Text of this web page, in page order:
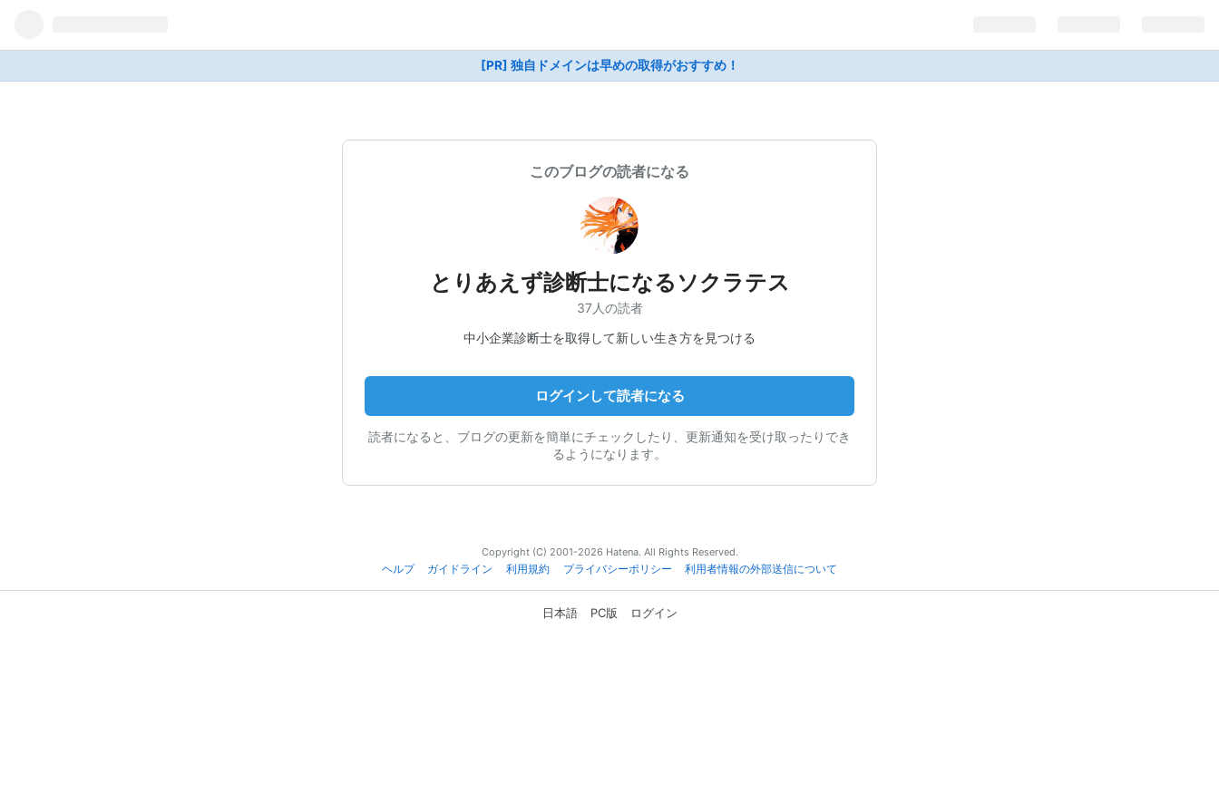
[PR] 独自ドメインは早めの取得がおすすめ！
このブログの読者になる
とりあえず診断士になるソクラテス
37人の読者
中小企業診断士を取得して新しい生き方を見つける
ログインして読者になる
読者になると、ブログの更新を簡単にチェックしたり、更新通知を受け取ったりでき
るようになります。
Copyright (C) 2001-2026 Hatena. All Rights Reserved.
ヘルプ
ガイドライン 利用規約 プライバシーポリシー 利用者情報の外部送信について
日本語 PC版 ログイン